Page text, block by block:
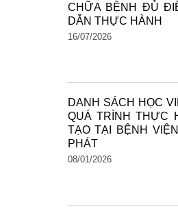
CHỮA BỆNH ĐỦ
DẪN THỰC HÀNH
16/07/2026
DANH SÁCH HỌC
QUÁ TRÌNH THỰC
TẠO TẠI BỆNH
PHÁT
08/01/2026